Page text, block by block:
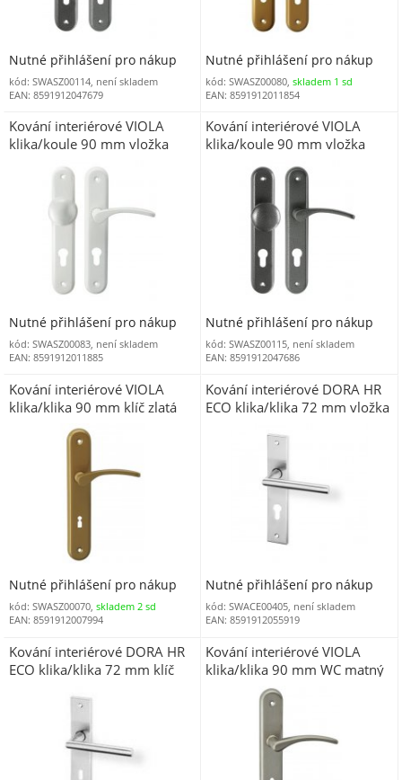
Nutné přihlášení pro nákup
kód: SWASZ00114, není skladem
EAN: 8591912047679
Nutné přihlášení pro nákup
kód: SWASZ00080,skladem 1 sd
EAN: 8591912011854
Kování interiérové VIOLA
klika/koule 90 mm vložka
Nutné přihlášení pro nákup
kód: SWASZ00083, není skladem
EAN: 8591912011885
Kování interiérové VIOLA
klika/koule 90 mm vložka
PRAVÁ patina AL
Nutné přihlášení pro nákup
kód: SWASZ00115, není skladem
EAN: 8591912047686
Kování interiérové VIOLA
klika/klika 90 mm klíč zlatá
Nutné přihlášení pro nákup
kód: SWASZ00070, skladem 2 sd
EAN: 8591912007994
Kování interiérové DORA HR
ECO klika/klika 72 mm vložka
Nutné přihlášení pro nákup
kód: SWACE00405, není skladem
EAN: 8591912055919
Kování interiérové DORA HR
ECO klika/klika 72 mm klíč
Kování interiérové VIOLA
klika/klika 90 mm WC matný